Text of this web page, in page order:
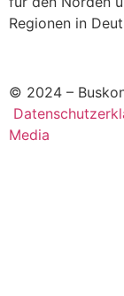
Regionen in
© 2024 –
Media